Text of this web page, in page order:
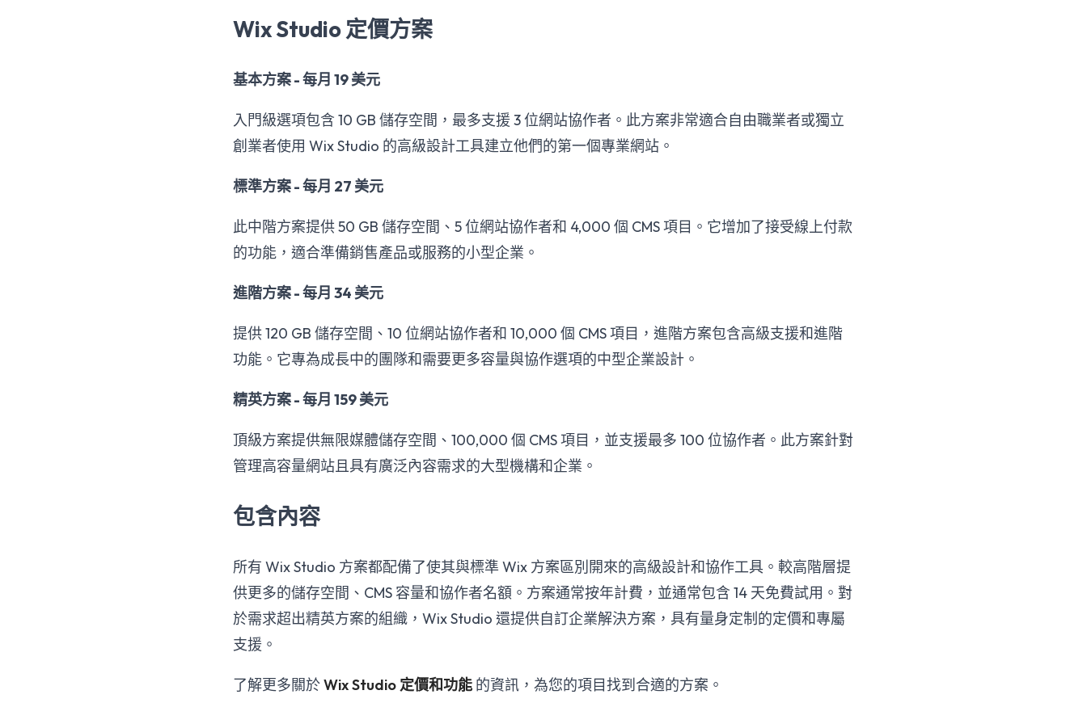
Wix Studio 定價方案
基本方案 - 每月 19 美元
入門級選項包含 10 GB 儲存空間，最多支援 3 位網站協作者。此方案非常適合自由職業者或獨立
創業者使用 Wix Studio 的高級設計工具建立他們的第一個專業網站。
標準方案 - 每月 27 美元
此中階方案提供 50 GB 儲存空間、5 位網站協作者和 4,000 個 CMS 項目。它增加了接受線上付款
的功能，適合準備銷售產品或服務的小型企業。
進階方案 - 每月 34 美元
提供 120 GB 儲存空間、10 位網站協作者和 10,000 個 CMS 項目，進階方案包含高級支援和進階
功能。它專為成長中的團隊和需要更多容量與協作選項的中型企業設計。
精英方案 - 每月 159 美元
頂級方案提供無限媒體儲存空間、100,000 個 CMS 項目，並支援最多 100 位協作者。此方案針對
管理高容量網站且具有廣泛內容需求的大型機構和企業。
包含內容
所有 Wix Studio 方案都配備了使其與標準 Wix 方案區別開來的高級設計和協作工具。較高階層提
供更多的儲存空間、CMS 容量和協作者名額。方案通常按年計費，並通常包含 14 天免費試用。對
於需求超出精英方案的組織，Wix Studio 還提供自訂企業解決方案，具有量身定制的定價和專屬
支援。
了解更多關於Wix Studio 定價和功能 的資訊，為您的項目找到合適的方案。